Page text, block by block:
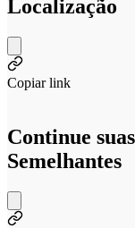
Localização
Copiar link
Continue
Semelhantes